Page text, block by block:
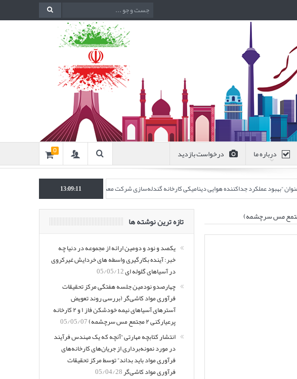
درباره ما درخواست بازدید 0
“بهبود عملکرد جداکننده هوایی دینامیکی کارخانه گندله‌سازی شرکت معدنی و صنعتی گل‌گهر” در نشریه
13:09:12
مجتمع مس سرچشمه) تازه ترین نوشته ها
یکصد و نود و دومین ارائه از مجموعه در دنیا چه
خبر: آینده بکارگیری واسطه های خردایش غیرکروی
در آسیاهای گلوله ای05/05/12
چهارصدو نودمین جلسه هفتگی مرکز تحقیقات
فرآوری مواد کاشی‌گر (بررسی روند تعویض
آسترهای آسیاهای نیمه خودشکن فاز ۱ و ۲ کارخانه
پرعیارکنی ۲ مجتمع مس سرچشمه)
05/05/07
انتشار کتابچه مهارتی “آنچه که یک مهندس فرآیند
در مورد نمونه‌برداری از جریان‌های کارخانه‌های
فرآوری مواد باید بداند” توسط مرکز تحقیقات
فرآوری مواد کاشی‌گر05/04/28